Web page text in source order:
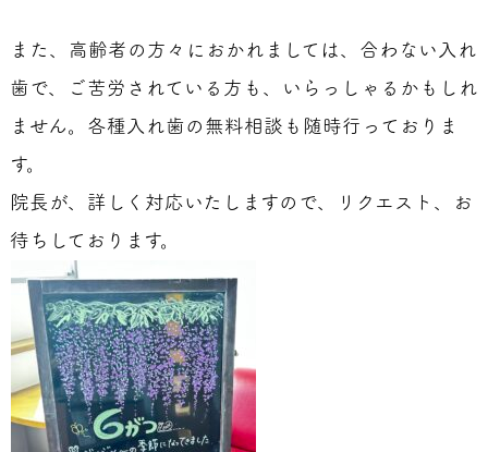
また、高齢者の方々におかれましては、合わない入れ
歯で、ご苦労されている方も、いらっしゃるかもしれ
ません。各種入れ歯の無料相談も随時行っておりま
す。
院長が、詳しく対応いたしますので、リクエスト、お
待ちしております。